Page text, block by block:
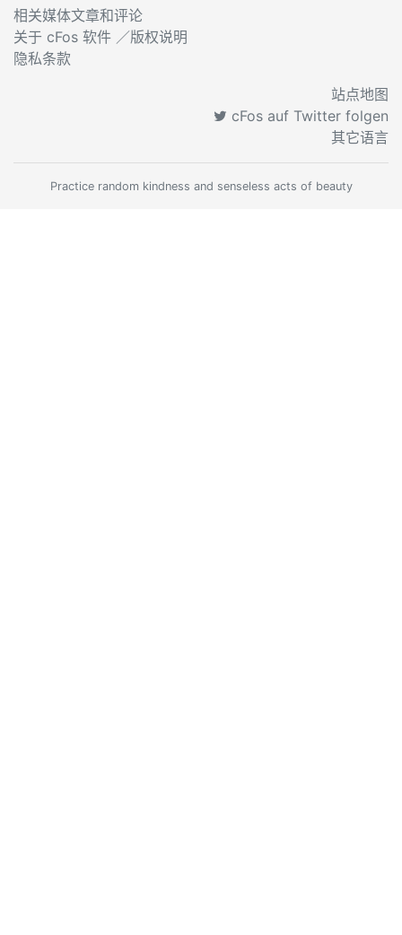
相关媒体文章和评论
关于 cFos 软件 ／版权说明
隐私条款
站点地图
cFos auf Twitter folgen
其它语言
Practice random kindness and senseless acts of beauty